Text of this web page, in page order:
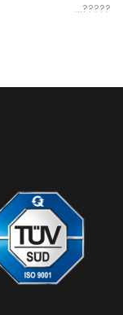
?????...